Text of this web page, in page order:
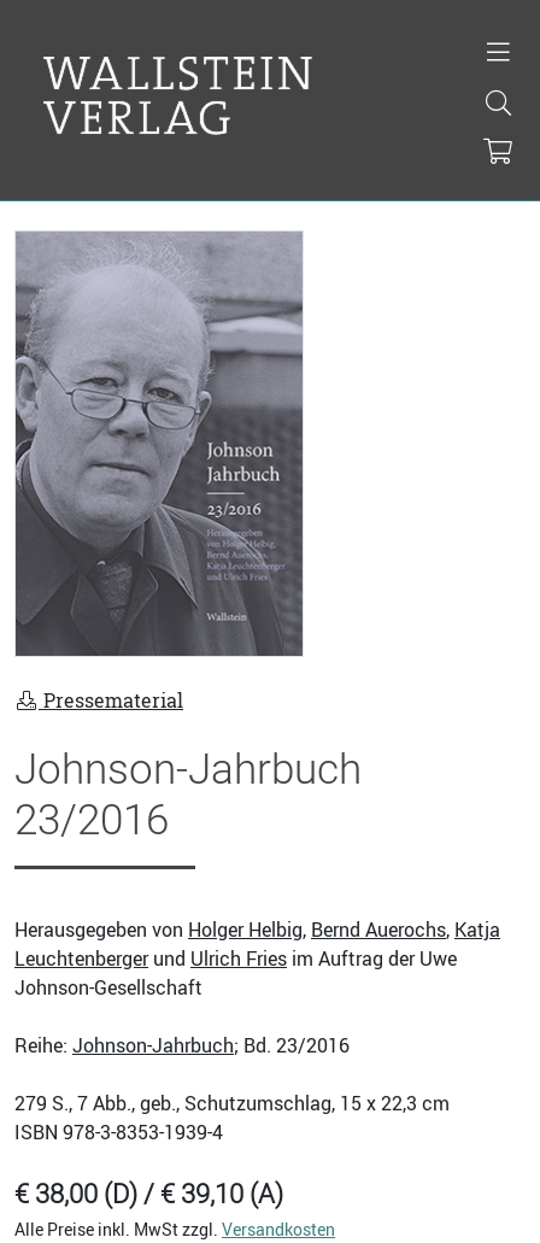
Pressematerial
Johnson-Jahrbuch
23/2016
Herausgegeben von Holger Helbig, Bernd Auerochs, Katja
Leuchtenbergerund Ulrich Fries im Auftrag der Uwe
Johnson-Gesellschaft
Reihe: Johnson-Jahrbuch; Bd. 23/2016
279 S., 7 Abb., geb., Schutzumschlag, 15 x 22,3 cm
ISBN 978-3-8353-1939-4
€ 38,00 (D) / € 39,10 (A)
Alle Preise inkl. MwSt zzgl. Versandkosten